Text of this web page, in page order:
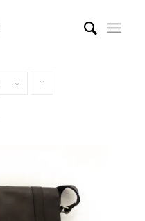
aufsteigender
Reihenfolge